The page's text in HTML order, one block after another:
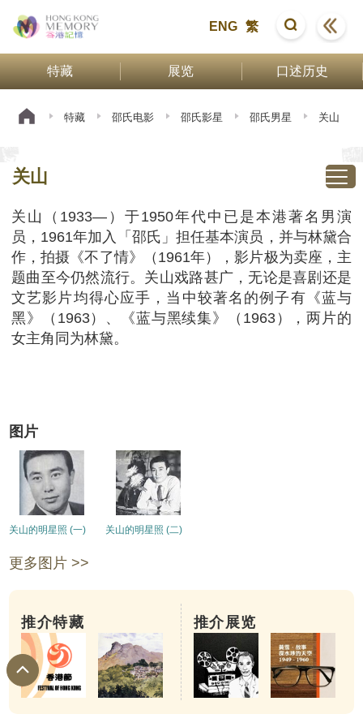
ENG 繁
特藏 展览 口述历史
特藏 邵氏电影 邵氏影星 邵氏男星 关山
关山
关山（1933—）于1950年代中已是本港著名男演
员，1961年加入「邵氏」担任基本演员，并与林黛合
作，拍摄《不了情》（1961年），影片极为卖座，主
题曲至今仍然流行。关山戏路甚广，无论是喜剧还是
文艺影片均得心应手，当中较著名的例子有《蓝与
黑》（1963）、《蓝与黑续集》（1963），两片的
女主角同为林黛。
图片
关山的明星照 (一) 关山的明星照 (二)
更多图片 >>
推介特藏 推介展览